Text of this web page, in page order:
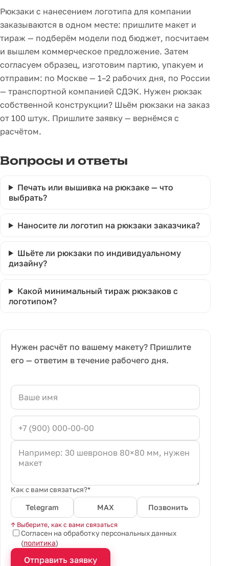
Рюкзаки с нанесением логотипа для компании
заказываются в одном месте: пришлите макет и
тираж — подберём модели под бюджет, посчитаем
и вышлем коммерческое предложение. Затем
согласуем образец, изготовим партию, упакуем и
отправим: по Москве — 1–2 рабочих дня, по России
— транспортной компанией СДЭК. Нужен рюкзак
собственной конструкции? Шьём рюкзаки на заказ
от 100 штук. Пришлите заявку — вернёмся с
расчётом.
Вопросы и ответы
Печать или вышивка на рюкзаке — что
выбрать?
Наносите ли логотип на рюкзаки заказчика?
Шьёте ли рюкзаки по индивидуальному
дизайну?
Какой минимальный тираж рюкзаков с
логотипом?
Нужен расчёт по вашему макету? Пришлите
его — ответим в течение рабочего дня.
Как с вами связаться?*
Telegram MAX Позвонить
↑ Выберите, как с вами связаться
Согласен на обработку персональных данных
(политика)
Отправить заявку